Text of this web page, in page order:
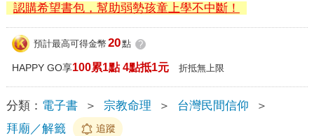
認購希望書包，幫助弱勢孩童上學不中斷！
預計最高可得金幣 20點 ?
HAPPY GO享100累1點 4點抵1元 折抵無上限
分類： 電子書 ＞ 宗教命理 ＞ 台灣民間信仰
＞
拜廟／解籤
追蹤